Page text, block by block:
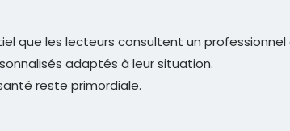
que les lecteurs consultent un
adaptés à leur situation.
reste primordiale.